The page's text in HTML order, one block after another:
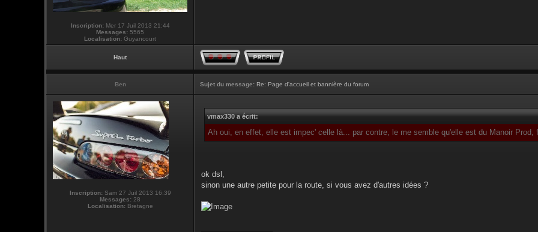
Inscription:Mer 17 Juil 2013 21:44
Messages: 5565
Localisation: Guyancourt
Haut
Ben Sujet du message: Re: Page d'accueil et bannière du forum
Inscription:Sam 27 Juil 2013 16:39
Messages: 28
Localisation:Bretagne
vmax330 a écrit:
Ah oui, en effet, elle est impec' celle là... par contre, le me semble qu'elle est du Manoir Prod,
ok dsl,
sinon une autre petite pour la route, si vous avez d'autres idées ?